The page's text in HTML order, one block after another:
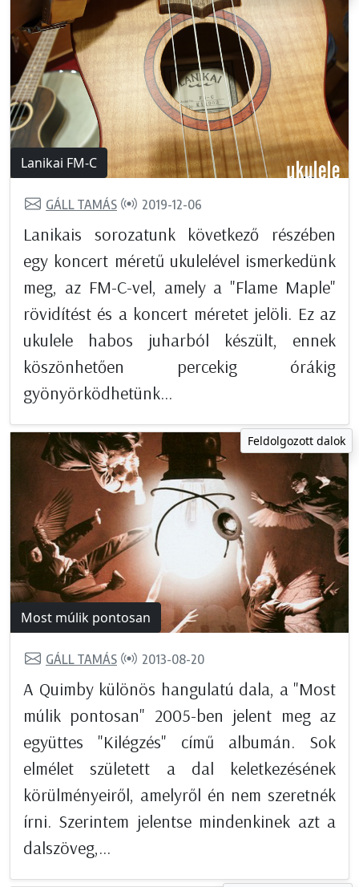
Lanikai FM-C
GÁLL TAMÁS 2019-12-06
Lanikais sorozatunk következő részében
egy koncert méretű ukulelével ismerkedünk
meg, az FM-C-vel, amely a "Flame Maple"
rövidítést és a koncert méretet jelöli. Ez az
ukulele habos juharból készült, ennek
köszönhetően percekig órákig
gyönyörködhetünk...
Feldolgozott dalok
Most múlik pontosan
GÁLL TAMÁS 2013-08-20
A Quimby különös hangulatú dala, a "Most
múlik pontosan" 2005-ben jelent meg az
együttes "Kilégzés" című albumán. Sok
elmélet született a dal keletkezésének
körülményeiről, amelyről én nem szeretnék
írni. Szerintem jelentse mindenkinek azt a
dalszöveg,...